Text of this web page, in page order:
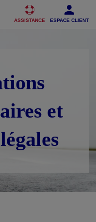
au Pied de page
ASSISTANCE ESPACE CLIENT
et